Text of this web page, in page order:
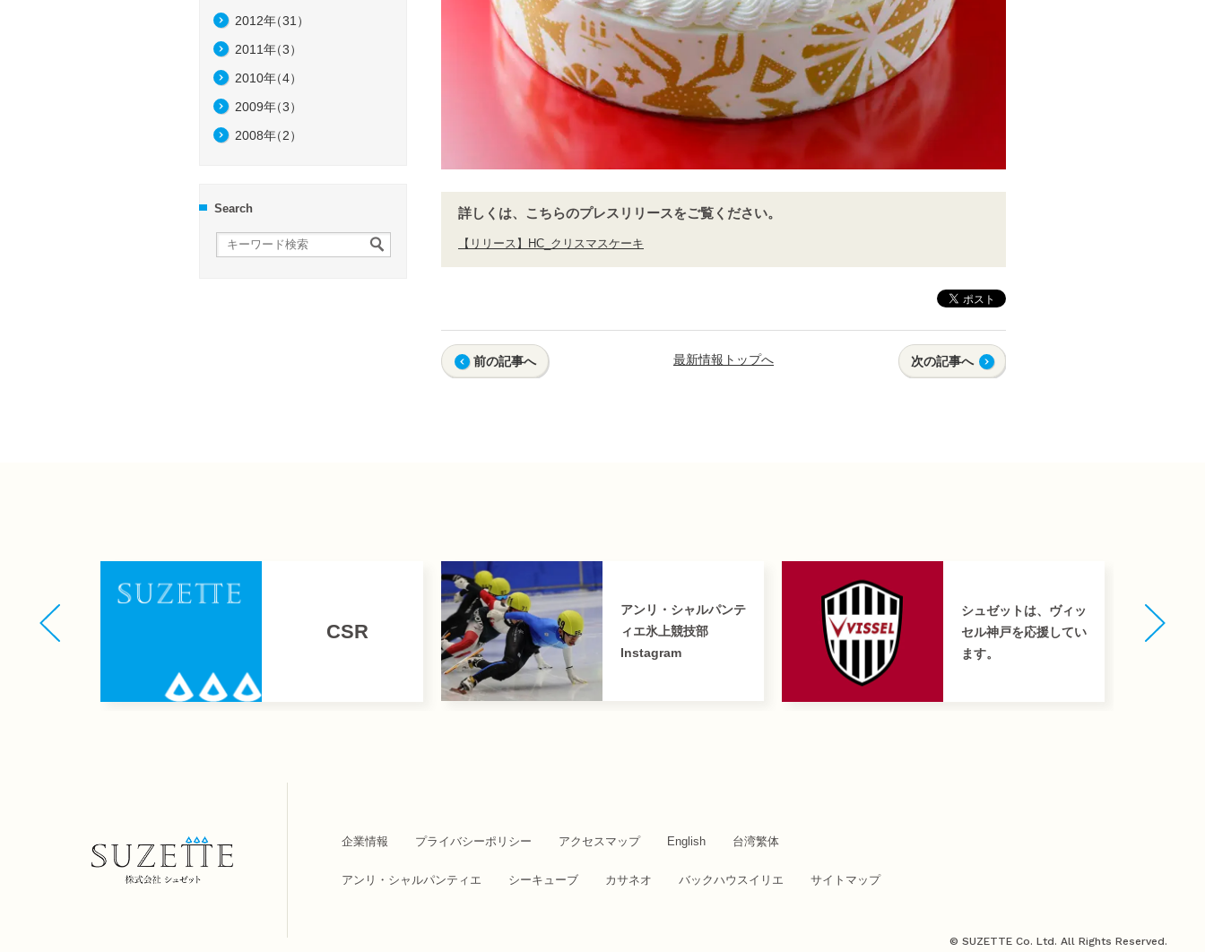
2012年（31）
2011年（3）
2010年（4）
2009年（3）
2008年（2）
Search 詳しくは、こちらのプレスリリースをご覧ください。
【リリース】HC_クリスマスケーキ
前の記事へ 最新情報トップへ 次の記事へ
CSR
アンリ・シャルパンテ
ィエ氷上競技部
Instagram
シュゼットは、ヴィッ
セル神戸を応援してい
ます。
企業情報 プライバシーポリシー アクセスマップ English 台湾繁体
アンリ・シャルパンティエ シーキューブ カサネオ バックハウスイリエ サイトマップ
© SUZETTE Co. Ltd. All Rights Reserved.